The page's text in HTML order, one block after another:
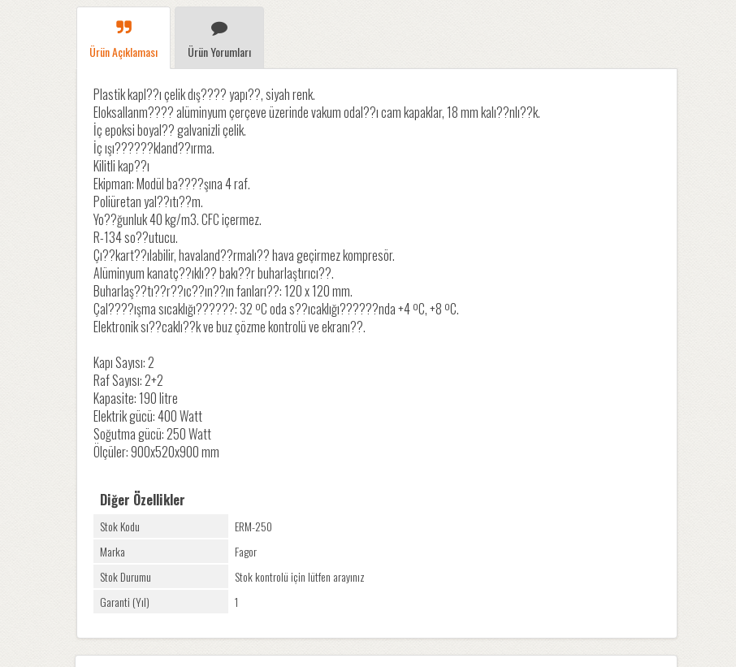
Ürün Açıklaması Ürün Yorumları
Plastik kapl??ı çelik dış???? yapı??, siyah renk.
Eloksallanm???? alüminyum çerçeve üzerinde vakum odal??ı cam kapaklar, 18 mm kalı??nlı??k.
İç epoksi boyal?? galvanizli çelik.
İç ışı??????kland??ırma.
Kilitli kap??ı
Ekipman: Modül ba????şına 4 raf.
Poliüretan yal??ıtı??m.
Yo??ğunluk 40 kg/m3. CFC içermez.
R-134 so??utucu.
Çı??kart??ılabilir, havaland??rmalı?? hava geçirmez kompresör.
Alüminyum kanatç??ıklı?? bakı??r buharlaştırıcı??.
Buharlaş??tı??r??ıc??ın??ın fanları??: 120 x 120 mm.
Çal????ışma sıcaklığı??????: 32 ºC oda s??ıcaklığı??????nda +4 ºC, +8 ºC.
Elektronik sı??caklı??k ve buz çözme kontrolü ve ekranı??.
Kapı Sayısı: 2
Raf Sayısı: 2+2
Kapasite: 190 litre
Elektrik gücü: 400 Watt
Soğutma gücü: 250 Watt
Ölçüler: 900x520x900 mm
Diğer Özellikler
Stok Kodu
ERM-250
Marka
Fagor
Stok Durumu
Stok kontrolü için lütfen arayınız
Garanti (Yıl)
1